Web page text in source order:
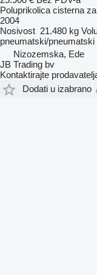
Poluprikolica cisterna
2004
Nosivost 21.480 kg
pneumatski/pneumatski
Nizozemska, Ede
JB Trading bv
Kontaktirajte
Dodati u izabrano